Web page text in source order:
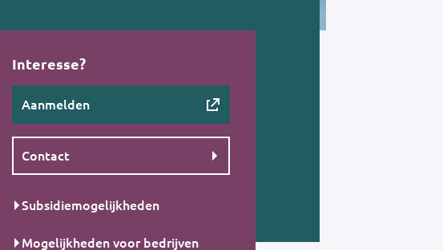
Interesse?
Aanmelden
Contact
Subsidiemogelijkheden
Mogelijkheden voor bedrijven